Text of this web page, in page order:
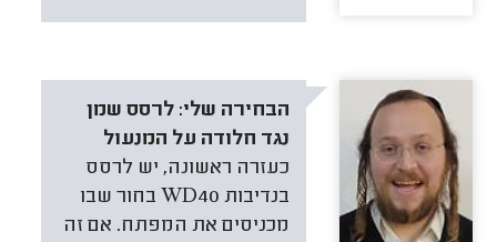
הבחירה שלי: לרסס שמן
נגד חלודה על המנעול
כעזרה ראשונה, יש לרסס
בנדיבות WD40 בחור שבו
מכניסים את המפתח. אם זה